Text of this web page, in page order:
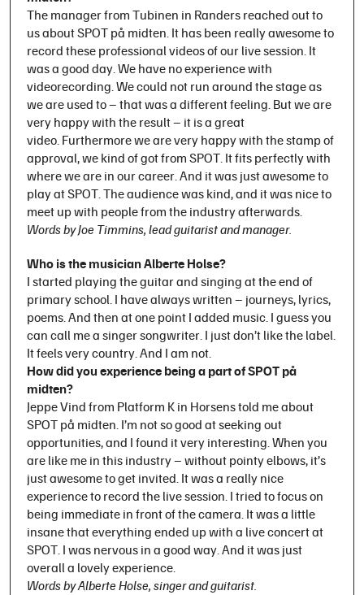
The manager from Tubinen in Randers reached out to
us about SPOT på midten. It has been really awesome to
record these professional videos of our live session. It
was a good day. We have no experience with
videorecording. We could not run around the stage as
we are used to – that was a different feeling. But we are
very happy with the result – it is a great
video. Furthermore we are very happy with the stamp of
approval, we kind of got from SPOT. It fits perfectly with
where we are in our career. And it was just awesome to
play at SPOT. The audience was kind, and it was nice to
meet up with people from the industry afterwards.
Words by Joe Timmins, lead guitarist and manager.
Who is the musician Alberte Holse?
I started playing the guitar and singing at the end of
primary school. I have always written – journeys, lyrics,
poems. And then at one point I added music. I guess you
can call me a singer songwriter. I just don’t like the label.
It feels very country. And I am not.
How did you experience being a part of SPOT på
midten?
Jeppe Vind from Platform K in Horsens told me about
SPOT på midten. I’m not so good at seeking out
opportunities, and I found it very interesting. When you
are like me in this industry – without pointy elbows, it’s
just awesome to get invited. It was a really nice
experience to record the live session. I tried to focus on
being immediate in front of the camera. It was a little
insane that everything ended up with a live concert at
SPOT. I was nervous in a good way. And it was just
overall a lovely experience.
Words by Alberte Holse, singer and guitarist.